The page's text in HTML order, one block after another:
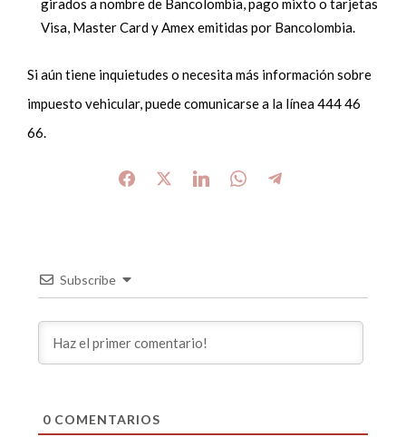
Visa, MasterCardy Amex emitidas por Bancolombia.
Si aún tiene inquietudes o necesita más información sobre
impuesto vehicular, puede comunicarse a la línea 444 46
66.
Subscribe
0COMENTARIOS